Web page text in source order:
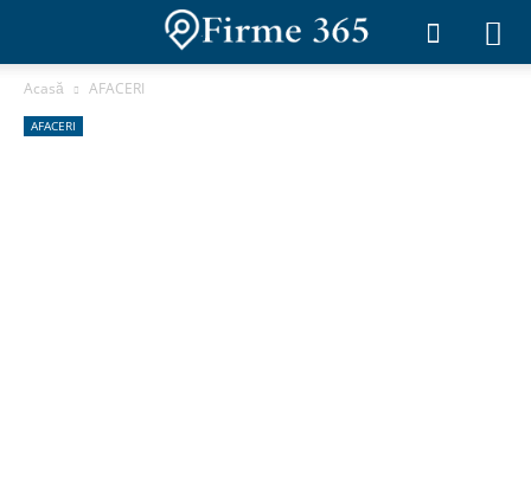
Acasă AFACERI
AFACERI